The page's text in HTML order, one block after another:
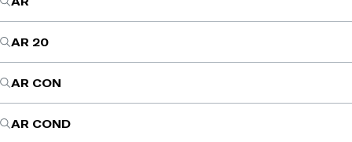
AR 20
AR CON
AR COND